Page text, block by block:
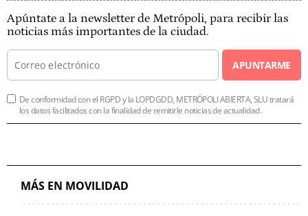
Apúntate a la newsletter de Metrópoli, para recibir las
noticias más importantes de la ciudad.
APUNTARME
De conformidad con el RGPD y la LOPDGDD, METRÓPOLI ABIERTA, SLU tratará
los datos facilitados con la finalidad de remitirle noticias de actualidad.
MÁS EN MOVILIDAD